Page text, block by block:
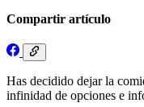
Compartir artículo
Has decidido dejar la
infinidad de opciones e